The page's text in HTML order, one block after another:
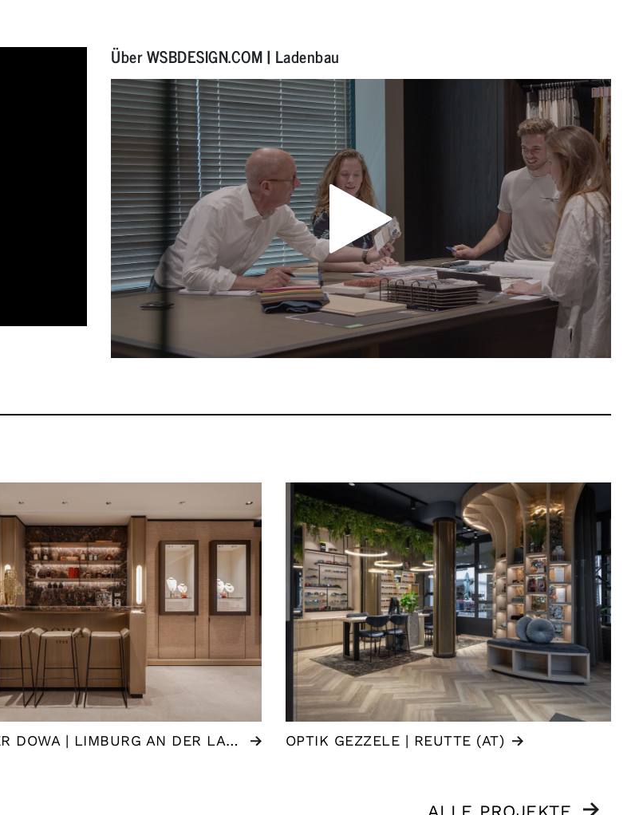
Über WSBDESIGN.COM | Ladenbau
JUWELIER DOWA | LIMBURG AN DER LAHN (DE) OPTIK GEZZELE | REUTTE (AT)